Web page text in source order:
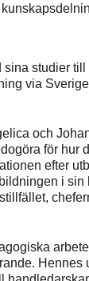
studier
via
och
för hur
efter
i sin
Hennes